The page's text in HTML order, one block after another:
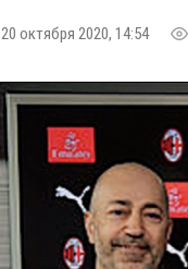
20 октября 2020, 14:54